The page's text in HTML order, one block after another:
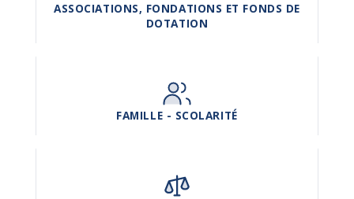
ASSOCIATIONS, FONDATIONS ET FONDS DE
DOTATION
FAMILLE - SCOLARITÉ